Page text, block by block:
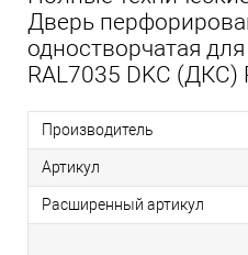
Дверь
одностворчатая
RAL7035 DKC (ДКС)
Производитель
Артикул
Расширенный артикул